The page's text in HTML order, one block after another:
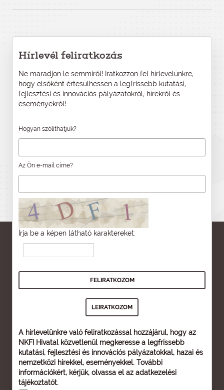
Hírlevél feliratkozás
Ne maradjon le semmiről! Iratkozzon fel hírlevelünkre,
hogy elsőként értesülhessen a legfrissebb kutatási,
fejlesztési és innovációs pályázatokról, hírekről és
eseményekről!
Hogyan szólíthatjuk?
Az Ön e-mail címe?
Írja be a képen látható karaktereket:
A hírlevelünkre való feliratkozással hozzájárul, hogy az
NKFI Hivatal közvetlenül megkeresse a legfrissebb
kutatási, fejlesztési és innovációs pályázatokkal, hazai és
nemzetközi hírekkel, eseményekkel. További
információkért, kérjük, olvassa el az adatkezelési
tájékoztatót.